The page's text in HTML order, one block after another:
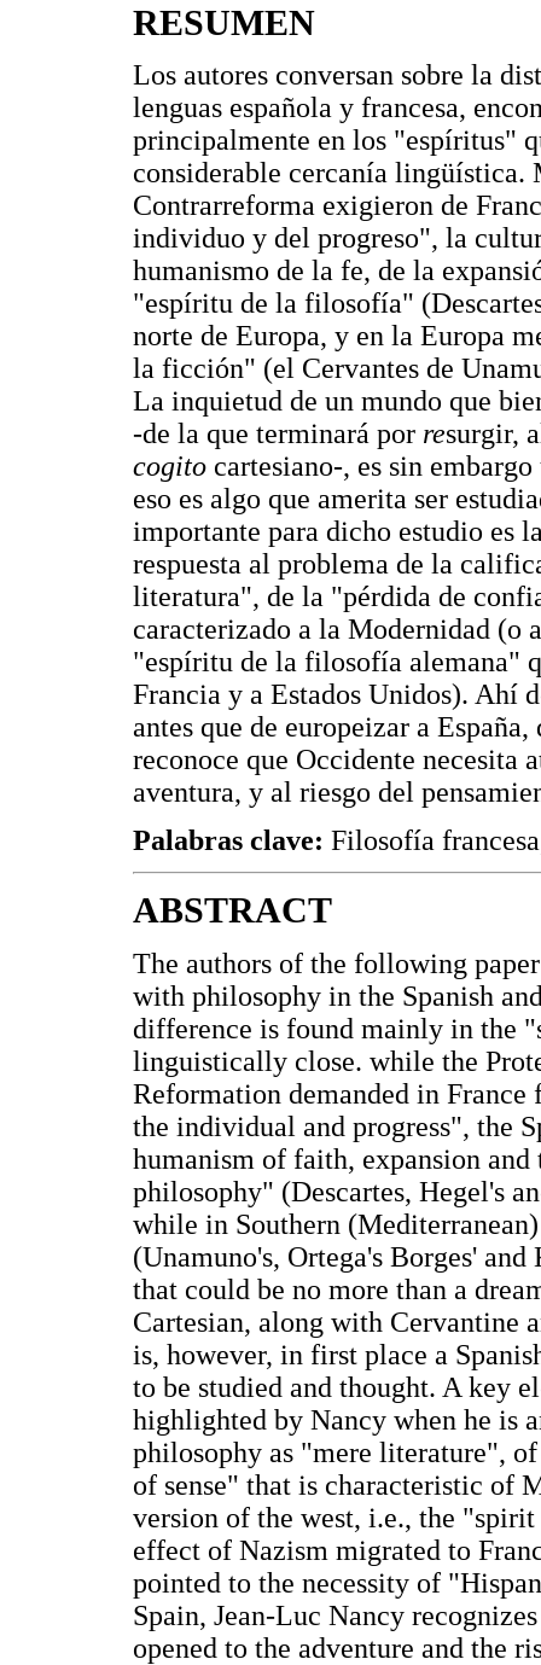
RESUMEN
Los autores conversan sobre la
lenguas española y francesa,
principalmente en los "espíritus"
considerable cercanía lingüística.
Contrarreforma exigieron de
individuo y del progreso", la
humanismo de la fe, de la
"espíritu de la filosofía"
norte de Europa, y en la Europa
la ficción" (el Cervantes de
La inquietud de un mundo que
-de la que terminará por resurgir,
cogito cartesiano-, es sin
eso es algo que amerita ser
importante para dicho estudio es
respuesta al problema de la
literatura", de la "pérdida de
caracterizado a la Modernidad (o
"espíritu de la filosofía alemana"
Francia y a Estados Unidos). Ahí
antes que de europeizar a
reconoce que Occidente necesita
aventura, y al riesgo del
Palabras clave: Filosofía
ABSTRACT
The authors of the following
with philosophy in the Spanish
difference is found mainly in the
linguistically close. while the
Reformation demanded in
the individual and progress", the
humanism of faith, expansion
philosophy" (Descartes, Hegel's
while in Southern
(Unamuno's, Ortega's Borges'
that could be no more than a
Cartesian, along with Cervantine
is, however, in first place a
to be studied and thought. A key
highlighted by Nancy when he is
philosophy as "mere literature",
of sense" that is characteristic of
version of the west, i.e., the
effect of Nazism migrated to
pointed to the necessity of
Spain, Jean-Luc Nancy
opened to the adventure and the